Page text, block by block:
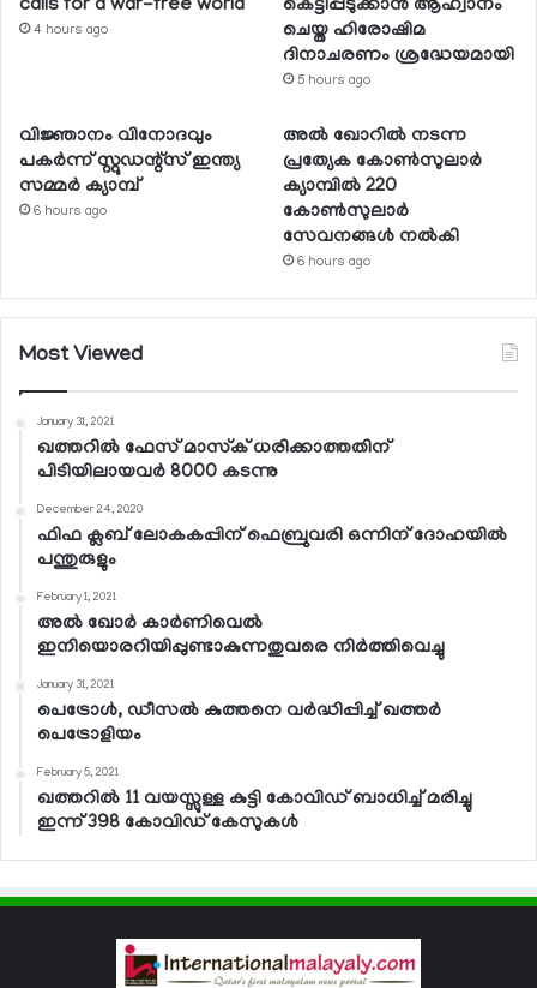
calls for a war-free world
4 hours ago
കെട്ടിപ്പടുക്കാന്‍ ആഹ്വാനം
ചെയ്ത ഹിരോഷിമ
ദിനാചരണം ശ്രദ്ധേയമായി
5 hours ago
വിജ്ഞാനം വിനോദവും
പകര്‍ന്ന് സ്റ്റുഡന്റ്‌സ് ഇന്ത്യ
സമ്മര്‍ ക്യാമ്പ്
6 hours ago
അല്‍ ഖോറില്‍ നടന്ന
പ്രത്യേക കോണ്‍സുലാര്‍
ക്യാമ്പില്‍ 220
കോണ്‍സുലാര്‍
സേവനങ്ങള്‍ നല്‍കി
6 hours ago
Most Viewed
January 31, 2021
ഖത്തറില്‍ ഫേസ് മാസ്‌ക് ധരിക്കാത്തതിന്
പിടിയിലായവര്‍ 8000 കടന്നു
December 24, 2020
ഫിഫ ക്ലബ് ലോകകപ്പിന് ഫെബ്രുവരി ഒന്നിന് ദോഹയില്‍
പന്തുരുളും
February 1, 2021
അല്‍ ഖോര്‍ കാര്‍ണിവെല്‍
ഇനിയൊരറിയിപ്പുണ്ടാകുന്നതുവരെ നിര്‍ത്തിവെച്ചു
January 31, 2021
പെട്രോള്‍, ഡീസല്‍ കുത്തനെ വര്‍ദ്ധിപ്പിച്ച് ഖത്തര്‍
പെട്രോളിയം
February 5, 2021
ഖത്തറില്‍ 11 വയസ്സുള്ള കുട്ടി കോവിഡ് ബാധിച്ച് മരിച്ചു
ഇന്ന് 398 കോവിഡ് കേസുകള്‍